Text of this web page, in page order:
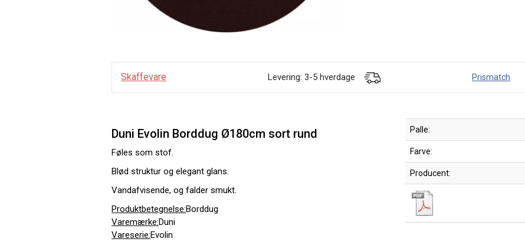
Skaffevare Levering: 3-5 hverdage Prismatch
Duni Evolin Borddug Ø180cm sort rund
Føles som stof.
Blød struktur og elegant glans.
Vandafvisende, og falder smukt.
Produktbetegnelse:Borddug
Varemærke:Duni
Vareserie:Evolin
Palle:
Farve:
Producent: